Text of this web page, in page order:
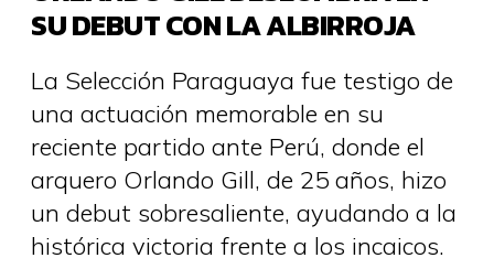
SU DEBUT CON LA ALBIRROJA
La Selección Paraguaya fue testigo de
una actuación memorable en su
reciente partido ante Perú, donde el
arquero Orlando Gill, de 25 años, hizo
un debut sobresaliente, ayudando a la
histórica victoria frente a los incaicos.